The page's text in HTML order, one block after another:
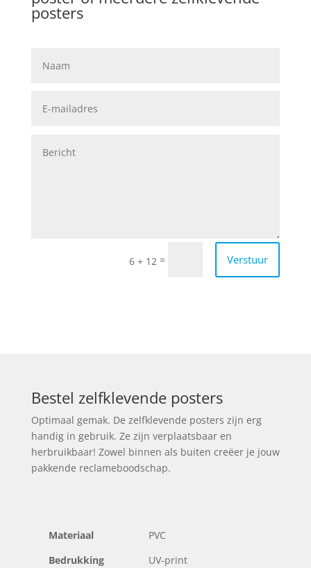
posters
6 + 12 = Verstuur
Bestel zelfklevende posters
Optimaal gemak. De zelfklevende posters zijn erg
handig in gebruik. Ze zijn verplaatsbaar en
herbruikbaar! Zowel binnen als buiten creëer je jouw
pakkende reclameboodschap.
Materiaal
PVC
Bedrukking
UV-print